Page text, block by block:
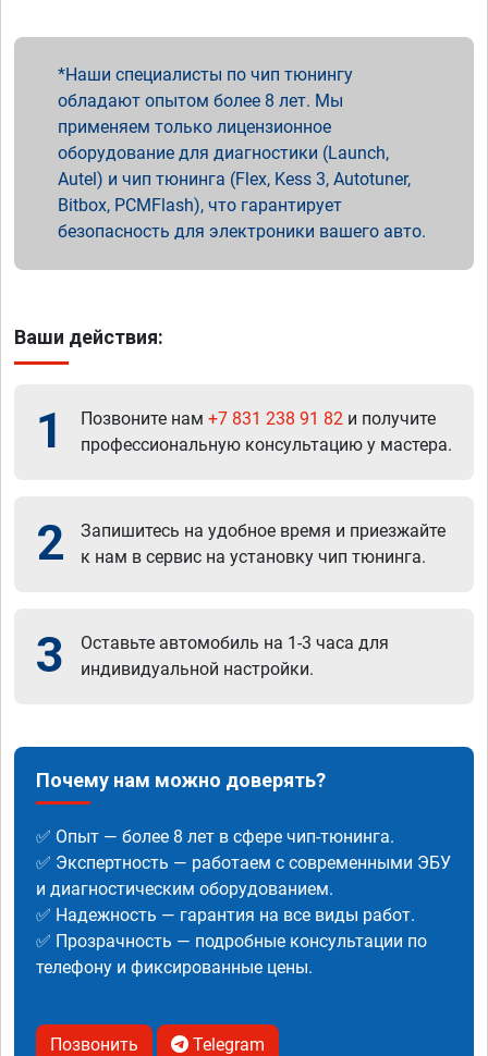
Наши специалисты по чип тюнингу
обладают опытом более 8 лет. Мы
применяем только лицензионное
оборудование для диагностики (Launch,
Autel) и чип тюнинга (Flex, Kess 3, Autotuner,
Bitbox, PCMFlash), что гарантирует
безопасность для электроники вашего авто.
Ваши действия:
1 Позвоните нам +7 831 238 91 82 и получите
профессиональную консультацию у мастера.
2
Запишитесь на удобное время и приезжайте
к нам в сервис на установку чип тюнинга.
3
Оставьте автомобиль на 1-3 часа для
индивидуальной настройки.
Почему нам можно доверять?
✅ Опыт — более 8 лет в сфере чип-тюнинга.
✅ Экспертность — работаем с современными ЭБУ
и диагностическим оборудованием.
✅ Надежность — гарантия на все виды работ.
✅ Прозрачность — подробные консультации по
телефону и фиксированные цены.
Позвонить Telegram